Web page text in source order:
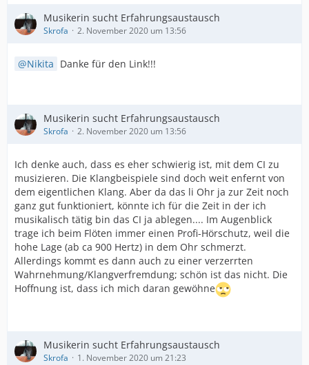
Musikerin sucht Erfahrungsaustausch
Skrofa 2. November 2020 um 13:56
Nikita Danke für den Link!!!
Musikerin sucht Erfahrungsaustausch
Skrofa 2. November 2020 um 13:56
Ich denke auch, dass es eher schwierig ist, mit dem CI zu
musizieren. Die Klangbeispiele sind doch weit enfernt von
dem eigentlichen Klang. Aber da das li Ohr ja zur Zeit noch
ganz gut funktioniert, könnte ich für die Zeit in der ich
musikalisch tätig bin das CI ja ablegen.... Im Augenblick
trage ich beim Flöten immer einen Profi-Hörschutz, weil die
hohe Lage (ab ca 900 Hertz) in dem Ohr schmerzt.
Allerdings kommt es dann auch zu einer verzerrten
Wahrnehmung/Klangverfremdung; schön ist das nicht. Die
Hoffnung ist, dass ich mich daran gewöhne
Musikerin sucht Erfahrungsaustausch
Skrofa 1. November 2020 um 21:23